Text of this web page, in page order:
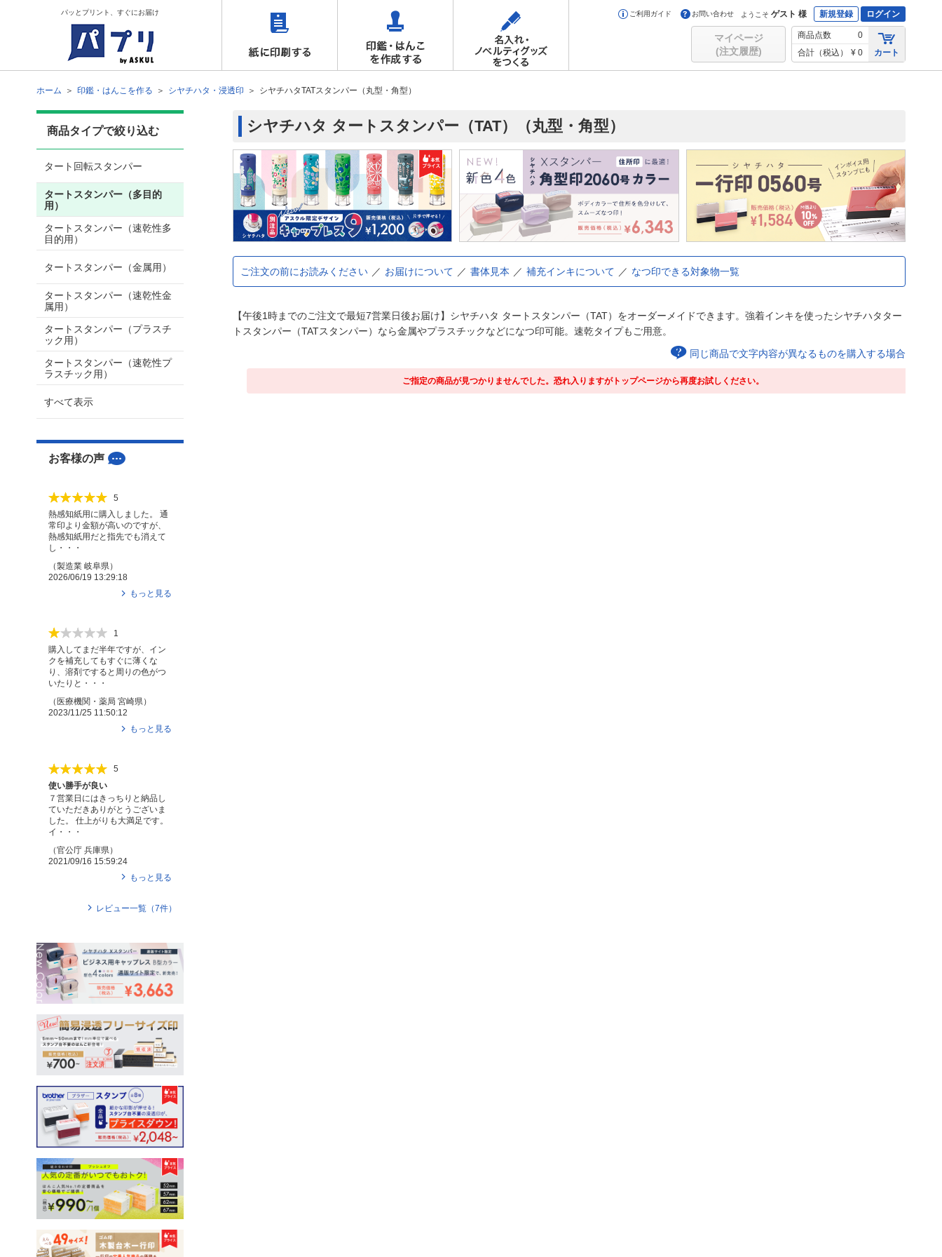
パッとプリント、すぐにお届け ご利用ガイド お問い合わせ ようこそ ゲスト 様 新規登録 ログイン
マイページ
(注文履歴)
商品点数
0
合計（税込）
¥ 0 カート
ホーム 印鑑・はんこを作る シヤチハタ・浸透印 シヤチハタTATスタンパー（丸型・角型）
商品タイプで絞り込む
タート回転スタンパー
タートスタンパー（多目的
用）
タートスタンパー（速乾性多
目的用）
タートスタンパー（金属用）
タートスタンパー（速乾性金
属用）
タートスタンパー（プラスチ
ック用）
タートスタンパー（速乾性プ
ラスチック用）
すべて表示
お客様の声
5
熱感知紙用に購入しました。 通
常印より金額が高いのですが、
熱感知紙用だと指先でも消えて
し・・・
（製造業 岐阜県 ）
2026/06/19 13:29:18
もっと見る
1
購入してまだ半年ですが、イン
クを補充してもすぐに薄くな
り、溶剤ですると周りの色がつ
いたりと・・・
（ 医療機関・薬局 宮崎県）
2023/11/25 11:50:12
もっと見る
5
使い勝手が良い
７営業日にはきっちりと納品し
ていただきありがとうございま
した。 仕上がりも大満足です。
イ・・・
（官公庁 兵庫県 ）
2021/09/16 15:59:24
もっと見る
レビュー一覧（7件）
シヤチハタ タートスタンパー（TAT）（丸型・角型）
ご注文の前にお読みください お届けについて 書体見本 補充インキについて なつ印できる対象物一覧
【午後1時までのご注文で最短7営業日後お届け】シヤチハタ タートスタンパー（TAT）をオーダーメイドできます。強着インキを使ったシヤチハタター
トスタンパー（TATスタンパー）なら金属やプラスチックなどになつ印可能。速乾タイプもご用意。
同じ商品で文字内容が異なるものを購入する場合
ご指定の商品が見つかりませんでした。恐れ入りますがトップページから再度お試しください。